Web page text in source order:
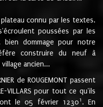
connu par les textes.
poussées par les
dommage pour notre
construire du neuf à
ancien...
de ROUGEMONT passent
VILLARS pour tout ce qu'ils
le 05 février 12301 . En